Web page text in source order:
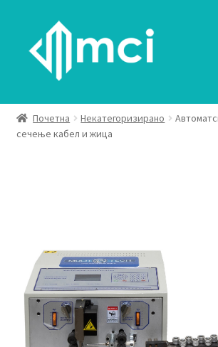
navigation
content
Производи
Сертификати
Контакт
МК
Почетна Некатегоризирано
сечење кабел и жица